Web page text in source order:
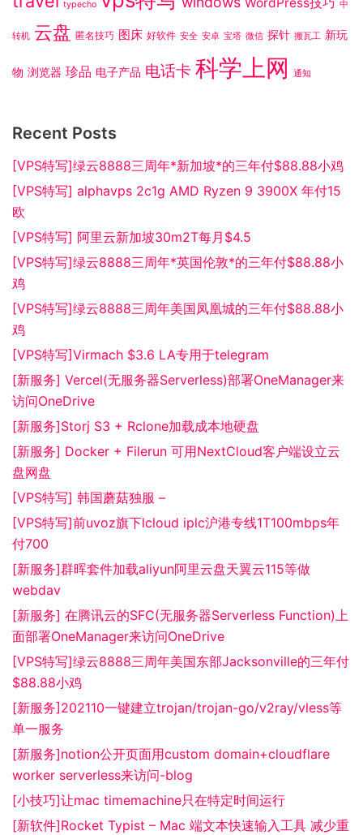
typecho 中
转机 云盘 匿名技巧 图床 好软件 安全 安卓 宝塔 微信 探针 搬瓦工 新玩
物 浏览器 珍品 电子产品 电话卡 科学上网 通知
Recent Posts
[VPS特写]绿云8888三周年*新加坡*的三年付$88.88小鸡
[VPS特写] alphavps 2c1g AMD Ryzen 9 3900X 年付15
欧
[VPS特写] 阿里云新加坡30m2T每月$4.5
[VPS特写]绿云8888三周年*英国伦敦*的三年付$88.88小
鸡
[VPS特写]绿云8888三周年美国凤凰城的三年付$88.88小
鸡
[VPS特写]Virmach $3.6 LA专用于telegram
[新服务] Vercel(无服务器Serverless)部署OneManager来
访问OneDrive
[新服务]Storj S3 + Rclone加载成本地硬盘
[新服务] Docker + Filerun 可用NextCloud客户端设立云
盘网盘
[VPS特写] 韩国蘑菇独服 –
[VPS特写]前uvoz旗下lcloud iplc沪港专线1T100mbps年
付700
[新服务]群晖套件加载aliyun阿里云盘天翼云115等做
webdav
[新服务] 在腾讯云的SFC(无服务器Serverless Function)上
面部署OneManager来访问OneDrive
[VPS特写]绿云8888三周年美国东部Jacksonville的三年付
$88.88小鸡
[新服务]202110一键建立trojan/trojan-go/v2ray/vless等
单一服务
[新服务]notion公开页面用custom domain+cloudflare
worker serverless来访问-blog
[小技巧]让mac timemachine只在特定时间运行
[新软件]Rocket Typist – Mac 端文本快速输入工具 减少重